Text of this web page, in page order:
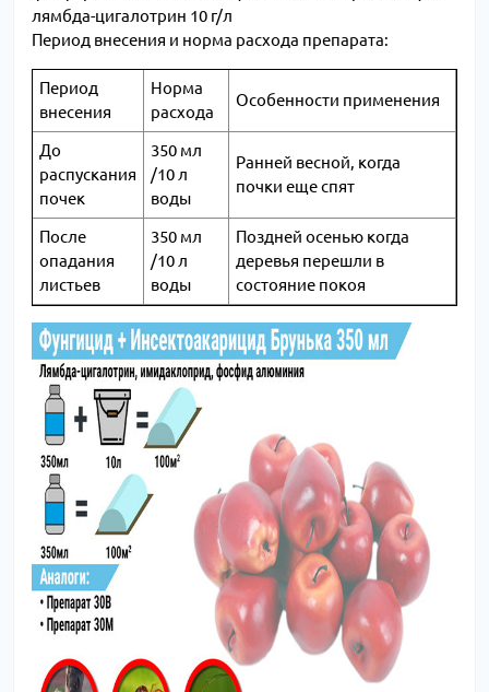
лямбда-цигалотрин 10 г/л
Период внесения и норма расхода препарата:
Период
внесения
Норма
расхода
Особенности применения
До
распускания
почек
350 мл
/10 л
воды
Ранней весной, когда
почки еще спят
После
опадания
листьев
350 мл
/10 л
воды
Поздней осенью когда
деревья перешли в
состояние покоя